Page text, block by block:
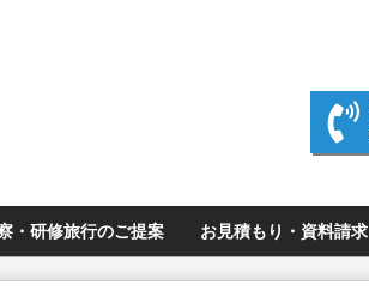
・研修旅行のご提案 お見積もり・資料請求